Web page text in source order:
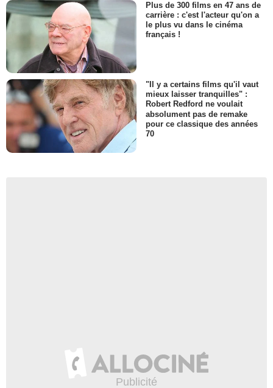
Plus de 300 films en 47 ans de
carrière : c'est l'acteur qu'on a
le plus vu dans le cinéma
français !
"Il y a certains films qu'il vaut
mieux laisser tranquilles" :
Robert Redford ne voulait
absolument pas de remake
pour ce classique des années
70